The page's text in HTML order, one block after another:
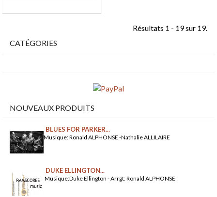
Résultats 1 - 19 sur 19.
CATÉGORIES
NOUVEAUX PRODUITS
BLUES FOR PARKER...
Musique: Ronald ALPHONSE -Nathalie ALLILAIRE
DUKE ELLINGTON...
Musique:Duke Ellington - Arrgt: Ronald ALPHONSE